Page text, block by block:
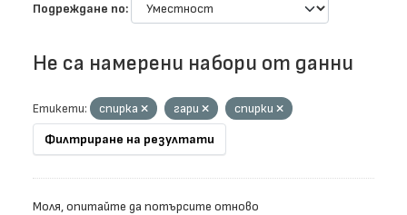
Подреждане по
Не са намерени набори от данни
Етикети: спирка гари
спирки
Филтриране на резултати
Моля, опитайте да потърсите отново